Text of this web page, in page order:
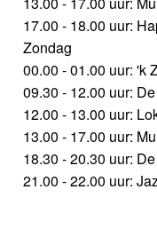
17.00 - 18.00 uur:
Zondag
00.00 - 01.00 uur: 'k
09.30 - 12.00 uur:
12.00 - 13.00 uur:
13.00 - 17.00 uur:
18.30 - 20.30 uur:
21.00 - 22.00 uur: